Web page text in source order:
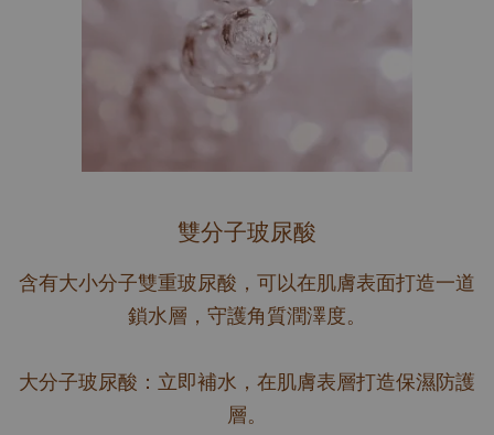
雙分子玻尿酸
含有大小分子雙重玻尿酸，可以在肌膚表面打造一道
鎖水層，守護角質潤澤度。
大分子玻尿酸：立即補水，在肌膚表層打造保濕防護
層。